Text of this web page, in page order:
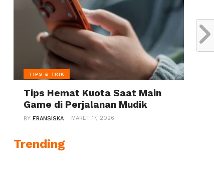
TIPS & TRIK
Tips Hemat Kuota Saat Main
Game di Perjalanan Mudik
BYFRANSISKA MARET 17, 2026
Trending